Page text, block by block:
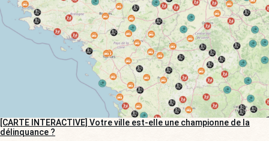
[CARTE INTERACTIVE] Votre ville est-elle une championne de la
délinquance ?